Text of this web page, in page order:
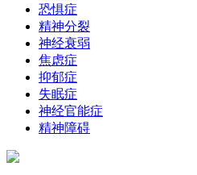
恐惧症
精神分裂
神经衰弱
焦虑症
抑郁症
失眠症
神经官能症
精神障碍